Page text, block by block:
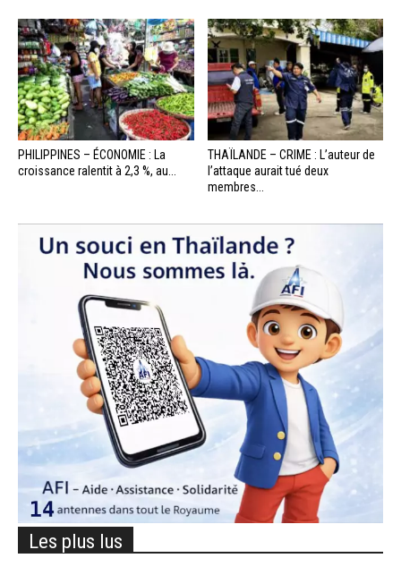
PHILIPPINES – ÉCONOMIE : La
croissance ralentit à 2,3 %, au...
THAÏLANDE – CRIME : L’auteur de
l’attaque aurait tué deux
membres...
Les plus lus